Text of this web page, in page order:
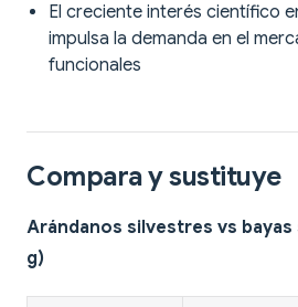
El creciente interés científico
impulsa la demanda en el
funcionales
Compara y sustituye
Arándanos silvestres vs bayas
g)